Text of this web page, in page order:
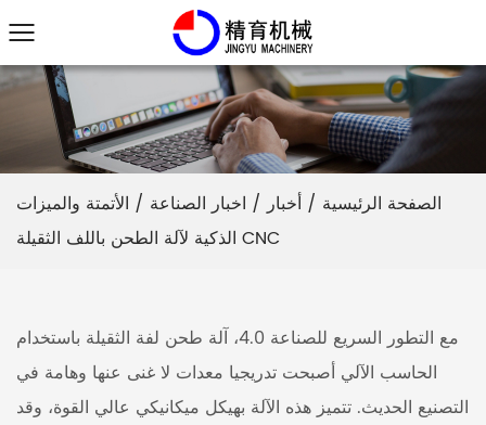
الصفحة الرئيسية / أخبار / اخبار الصناعة / الأتمتة والميزات
الذكية لآلة الطحن باللف الثقيلة CNC
مع التطور السريع للصناعة 4.0،
آلة طحن لفة الثقيلة باستخدام
الحاسب الآلي أصبحت تدريجيا معدات لا غنى عنها وهامة في
التصنيع الحديث. تتميز هذه الآلة بهيكل ميكانيكي عالي القوة، وقد